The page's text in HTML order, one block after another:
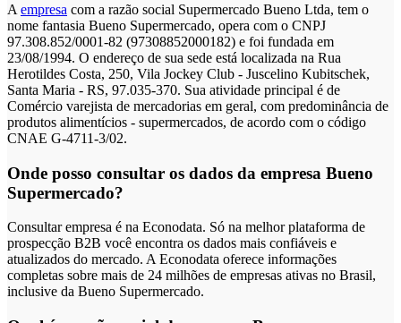
A empresa com a razão social Supermercado Bueno Ltda, tem o
nome fantasia Bueno Supermercado, opera com o CNPJ
97.308.852/0001-82 (97308852000182) e foi fundada em
23/08/1994. O endereço de sua sede está localizada na Rua
Herotildes Costa, 250, Vila Jockey Club - Juscelino Kubitschek,
Santa Maria - RS, 97.035-370. Sua atividade principal é de
Comércio varejista de mercadorias em geral, com predominância de
produtos alimentícios - supermercados, de acordo com o código
CNAE G-4711-3/02.
Onde posso consultar os dados da empresa Bueno
Supermercado?
Consultar empresa é na Econodata. Só na melhor plataforma de
prospecção B2B você encontra os dados mais confiáveis e
atualizados do mercado. A Econodata oferece informações
completas sobre mais de 24 milhões de empresas ativas no Brasil,
inclusive da Bueno Supermercado.